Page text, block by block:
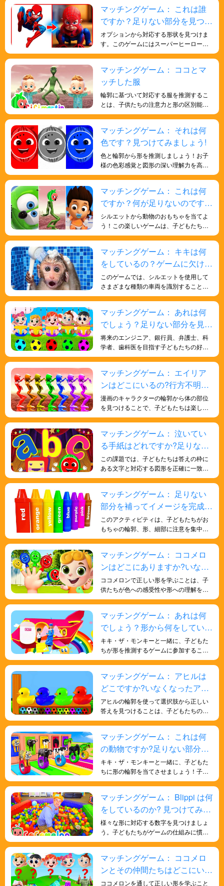
の健康効果を理解するのに役立ちます。
様々な野菜、果物、穀物などの食品の形
を学び、健康的な食生活への興味と意識
を育むことができます。
マッチングゲーム： これは誰
ですか？足りない部分を見つけ
よう！
オプションから対応する形状を見つけま
す。このゲームにはスーパーヒーローの
要素が組み込まれており、楽しくエキサ
たちの知能を向上させます。
マッチングゲーム： ココとマ
ッチした服
輪郭に基づいて対応する服を推測するこ
とは、子供たちの注意力と形の区別能力
を向上させる魅力的なゲームです。
マッチングゲーム： それは何
色です？見つけてみましょう!
色と輪郭から形を推測しましょう！お子
様の色彩感覚と図形の深い理解力を高め
るのに役立ちます。
マッチングゲーム： これは何
ですか？何が足りないのです
か？見つけてみましょう！
シルエットから動物のおもちゃを当てよ
う！この楽しいゲームは、子どもたちの
批判的思考力と問題解決能力を育みま
のに役立ちます。
マッチングゲーム： キキは何
をしているの？ゲームに欠けて
いる部分を見つけよう！
このゲームでは、シルエットを使用して
さまざまな種類の車両を識別すること
で、子供たちの形状識別スキルを向上さ
に楽しく効果的に身につけさせることが
できます。
マッチングゲーム： あれは何
でしょう？足りない部分を見つ
けよう！
将来のエンジニア、銀行員、弁護士、科
学者、歯科医を目指す子どもたちの好奇
心を育む、ちょっとした脳トレです。エ
で活躍するために必要な、批判的思考力
と論理的思考力を高めるためのオンライ
ンクラスです。
マッチングゲーム： エイリア
ンはどこにいるの?行方不明の
宇宙人を探そう！
漫画のキャラクターの輪郭から体の部位
を見つけることで、子どもたちは楽しみ
ながら学ぶことができます。このアクテ
力、反応力の向上に役立ちます。また、
認知能力を高め、全体的な発達の確固た
る基盤を築きます。
マッチングゲーム： 泣いてい
る手紙はどれですか?足りない
部分を見つけよう！
この課題では、子どもたちは答えの枠に
ある文字と対応する図形を正確に一致さ
せる必要があります。これは、手と目の
す。図形と文字を一致させることで、子
どもたちは学んだ文字の概念を実際の物
や環境に適用することができます。この
能力は抽象的推論と呼ばれ、認知発達に
おいて重要な部分です。文字の抽象的な
形を具体的な物の形と結びつけること
で、子どもたちは文字と物とのつながり
を構築します。このつながりは、子ども
たちが文字記号の認識、読み書きなど、
日常生活で文字を応用するのに役立ちま
す。
マッチングゲーム： 足りない
部分を補ってイメージを完成さ
せましょう
このアクティビティは、子どもたちがお
もちゃの輪郭、形、細部に注意を集中
し、観察し、分析するのに役立ちます。
知のおもちゃと比較して分類する必要が
あります。このアクティビティは、子ど
もたちの観察力と細部への注意力を養う
と同時に、集中力と分析的思考力を鍛え
るのに役立ちます。 輪郭に基づいてさま
ざまなおもちゃを識別することで、子ど
もたちは観察力を発達させ、物体を分類
する能力を向上させ、認知能力と創造的
思考をさらに高めることができます。こ
のアクティビティは、娯楽と学習を提供
するだけでなく、子どもたちに探求と発
見の機会を提供します。
マッチングゲーム： ココメロ
ンはどこにありますか?いなく
なったココメロンを探そう！
ココメロンで正しい形を学ぶことは、子
供たちが色への感受性や形への理解を深
め、記憶力や反応能力を鍛え、脳を訓練
マッチングゲーム： あれは何
でしょう？形から何をしている
のか当ててみましょう！
キキ・ザ・モンキーと一緒に、子どもた
ちが形を推測するゲームに参加すること
で、一般知識の理解を深めるだけでな
ます。観察と推論を通して正しい答えを
推測することが求められ、観察力、論理
的思考力、そして問題解決能力が磨かれ
ます。
マッチングゲーム： アヒルは
どこですか?いなくなったアヒ
ルを探そう！
アヒルの輪郭を使って選択肢から正しい
答えを見つけることは、子どもたちの形
状認識能力を鍛え、色に対する感受性を
得るのに役立ちます。
マッチングゲーム： これは何
の動物ですか?足りない部分を
見つけよう！
キキ・ザ・モンキーと一緒に、子どもた
ちに形の輪郭を当てさせましょう！子ど
もたちの人生に関する一般的な知識と、
ちます。遊びを通して子どもたちに知識
を学ばせましょう。
マッチングゲーム： Blippi は何
をしているのか? 見つけてみま
しょう!
様々な形に対応する数字を見つけましょ
う。子どもたちがゲームの仕組みに慣れ
てくると、より速く、より効率的に物体
的思考力や戦略的計画力を育むようにな
ります。
マッチングゲーム： ココメロ
ンとその仲間たちはどこにいま
すか?探しに行こう！
ココメロンを通して正しい形を学ぶこと